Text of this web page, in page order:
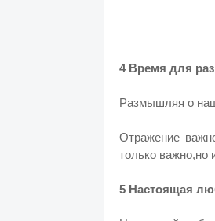
4 Время для
Размышляя о
Отражение
только важно,но
5 Настоящая